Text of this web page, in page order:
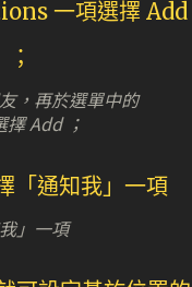
，再於選單中的
Add ；
」一項